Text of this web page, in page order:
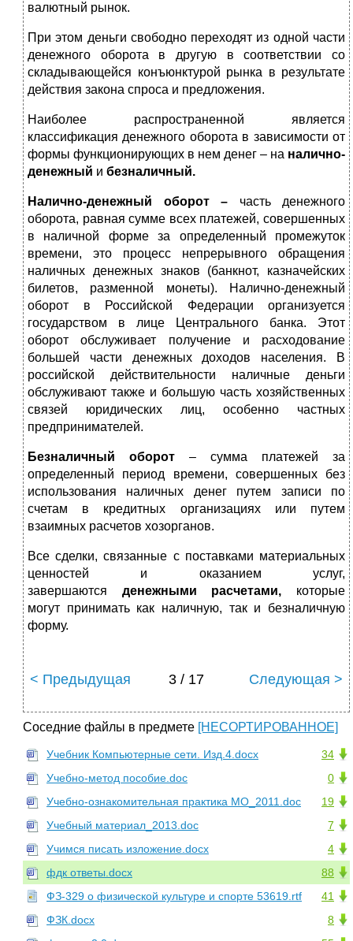
валютный рынок.
При этом деньги свободно переходят из одной части
денежного оборота в другую в соответствии со
складывающейся конъюнктурой рынка в результате
действия закона спроса и предложения.
Наиболее распространенной является
классификация денежного оборота в зависимости от
формы функционирующих в нем денег – на налично-
денежный и безналичный.
Налично-денежный оборот –
часть денежного
оборота, равная сумме всех платежей, совершенных
в наличной форме за определенный промежуток
времени, это процесс непрерывного обращения
наличных денежных знаков (банкнот, казначейских
билетов, разменной монеты). Налично-денежный
оборот в Российской Федерации организуется
государством в лице Центрального банка. Этот
оборот обслуживает получение и расходование
большей части денежных доходов населения. В
российской действительности наличные деньги
обслуживают также и большую часть хозяйственных
связей юридических лиц, особенно частных
предпринимателей.
Безналичный оборот – сумма платежей за
определенный период времени, совершенных без
использования наличных денег путем записи по
счетам в кредитных организациях или путем
взаимных расчетов хозорганов.
Все сделки, связанные с поставками материальных
ценностей и оказанием услуг,
завершаются денежными расчетами,
которые
могут принимать как наличную, так и безналичную
форму.
< Предыдущая 3 / 17 Следующая >
Соседние файлы в предмете [НЕСОРТИРОВАННОЕ]
34
Учебник Компьютерные сети. Изд.4.docx
0
Учебно-метод пособие.doc
19
Учебно-ознакомительная практика МО_2011.doc
7
Учебный материал_2013.doc
4
Учимся писать изложение.docx
88
фдк ответы.docx
41
ФЗ-329 о физической культуре и спорте 53619.rtf
8
ФЗК.docx